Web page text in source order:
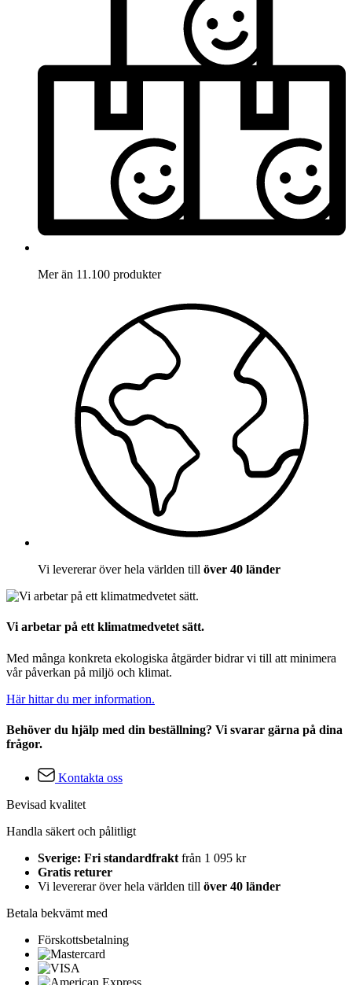
Mer än 11.100 produkter
Vi levererar över hela världen till över 40 länder
Vi arbetar på ett klimatmedvetet sätt.
Med många konkreta ekologiska åtgärder bidrar vi till att minimera
vår påverkan på miljö och klimat.
Här hittar du mer information.
Behöver du hjälp med din beställning? Vi svarar gärna på dina
frågor.
Kontakta oss
Bevisad kvalitet
Handla säkert och pålitligt
Sverige: Fri standardfrakt från 1 095 kr
Gratis returer
Vi levererar över hela världen till över 40 länder
Betala bekvämt med
Förskottsbetalning